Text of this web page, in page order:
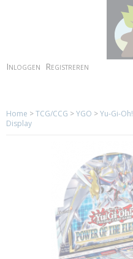
Inloggen Registreren
Home >TCG/CCG >YGO >Yu-Gi-
Display